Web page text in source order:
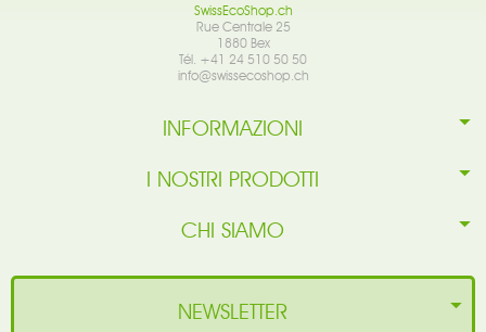
SwissEcoShop.ch
Rue Centrale 25
1880 Bex
Tél. +41 24 510 50 50
info@swissecoshop.ch
INFORMAZIONI
I NOSTRI PRODOTTI
CHI SIAMO
NEWSLETTER